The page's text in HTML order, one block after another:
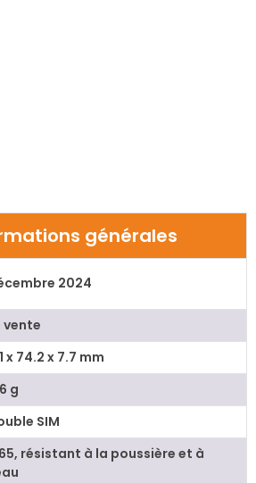
générales
2024
vente
x 74.2 x 7.7 mm
g
SIM
résistant à la poussière et à